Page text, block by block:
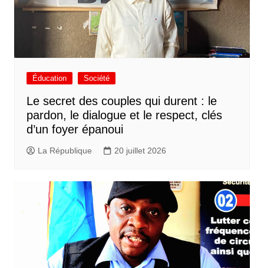
Éducation Société
Le secret des couples qui durent : le
pardon, le dialogue et le respect, clés
d’un foyer épanoui
La République 20 juillet 2026